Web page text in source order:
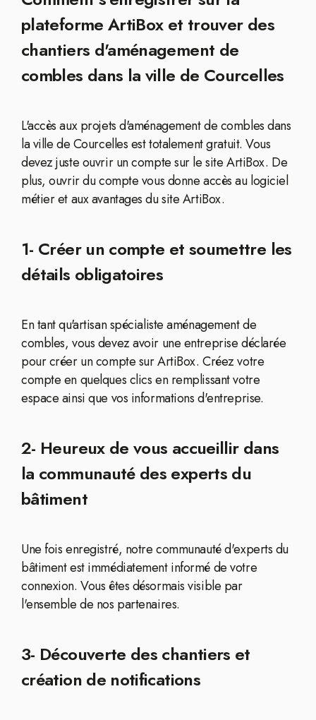
plateforme ArtiBox et trouver des
chantiers d'aménagement de
combles dans la ville de Courcelles
L'accès aux projets d'aménagement de combles dans
la ville de Courcelles est totalement gratuit. Vous
devez juste ouvrir un compte sur le site ArtiBox. De
plus, ouvrir du compte vous donne accès au logiciel
métier et aux avantages du site ArtiBox.
1- Créer un compte et soumettre les
détails obligatoires
En tant qu'artisan spécialiste aménagement de
combles, vous devez avoir une entreprise déclarée
pour créer un compte sur ArtiBox. Créez votre
compte en quelques clics en remplissant votre
espace ainsi que vos informations d'entreprise.
2- Heureux de vous accueillir dans
la communauté des experts du
bâtiment
Une fois enregistré, notre communauté d'experts du
bâtiment est immédiatement informé de votre
connexion. Vous êtes désormais visible par
l'ensemble de nos partenaires.
3- Découverte des chantiers et
création de notifications